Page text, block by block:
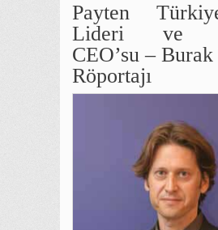
Payten
Lideri ve
CEO’su –
Röportajı